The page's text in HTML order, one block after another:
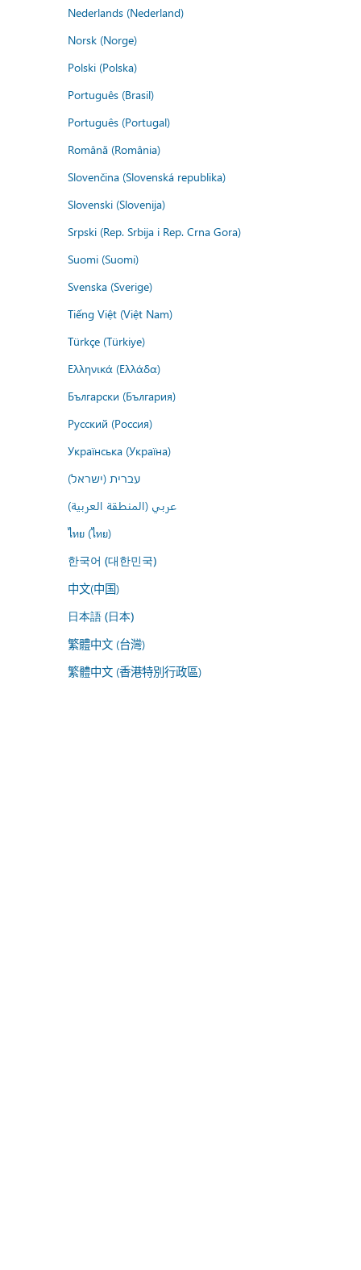
Nederlands (Nederland)
Norsk (Norge)
Polski (Polska)
Português (Brasil)
Português (Portugal)
Română (România)
Slovenčina (Slovenská republika)
Slovenski (Slovenija)
Srpski (Rep. Srbija i Rep. Crna Gora)
Suomi (Suomi)
Svenska (Sverige)
Tiếng Việt (Việt Nam)
Türkçe (Türkiye)
Ελληνικά (Ελλάδα)
Български (България)
Русский (Россия)
Українська (Україна)
עברית (ישראל)
عربي (المنطقة العربية)
ไทย (ไทย)
한국어 (대한민국)
中文(中国)
日本語 (日本)
繁體中文 (台灣)
繁體中文 (香港特別行政區)